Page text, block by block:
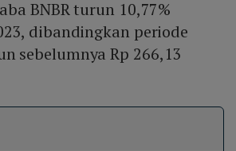
BNBR turun 10,77%
dibandingkan periode
sebelumnya Rp 266,13